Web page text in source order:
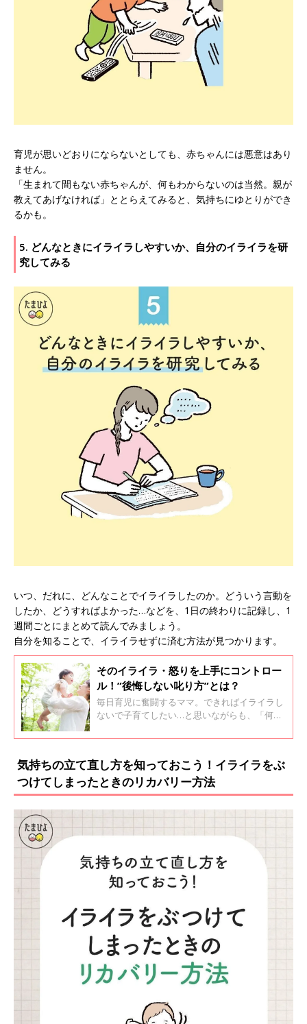
育児が思いどおりにならないとしても、赤ちゃんには悪意はあり
ません。
「生まれて間もない赤ちゃんが、何もわからないのは当然。親が
教えてあげなければ」ととらえてみると、気持ちにゆとりができ
るかも。
5. どんなときにイライラしやすいか、自分のイライラを研
究してみる
いつ、だれに、どんなことでイライラしたのか。どういう言動を
したか、どうすればよかった…などを、1日の終わりに記録し、1
週間ごとにまとめて読んでみましょう。
自分を知ることで、イライラせずに済む方法が見つかります。
そのイライラ・怒りを上手にコントロー
ル！”後悔しない叱り方”とは？
毎日育児に奮闘するママ。できればイライラし
ないで子育てしたい…と思いながらも、「何や
て怒ってばっかりな自分を「ダメな親だな…」
では？そこで、イライラのコントロール方法や
怒り方のコツを日本アンガーマネジメント協会
の小尻さんからアドバイスをいただきました。
気持ちの立て直し方を知っておこう！イライラをぶ
つけてしまったときのリカバリー方法